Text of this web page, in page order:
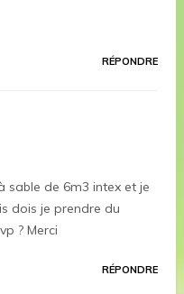
RÉPONDRE
sable de 6m3 intex et je
dois je prendre du
? Merci
RÉPONDRE